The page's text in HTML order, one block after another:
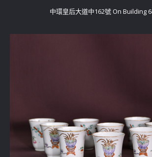
中環皇后大道中162號 On Building